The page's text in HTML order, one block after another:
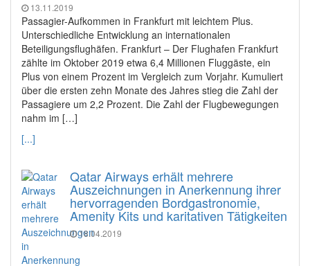
13.11.2019
Passagier-Aufkommen in Frankfurt mit leichtem Plus.
Unterschiedliche Entwicklung an internationalen
Beteiligungsflughäfen. Frankfurt – Der Flughafen Frankfurt
zählte im Oktober 2019 etwa 6,4 Millionen Fluggäste, ein
Plus von einem Prozent im Vergleich zum Vorjahr. Kumuliert
über die ersten zehn Monate des Jahres stieg die Zahl der
Passagiere um 2,2 Prozent. Die Zahl der Flugbewegungen
nahm im […]
[...]
Qatar Airways erhält mehrere
Auszeichnungen in Anerkennung ihrer
hervorragenden Bordgastronomie,
Amenity Kits und karitativen Tätigkeiten
18.04.2019